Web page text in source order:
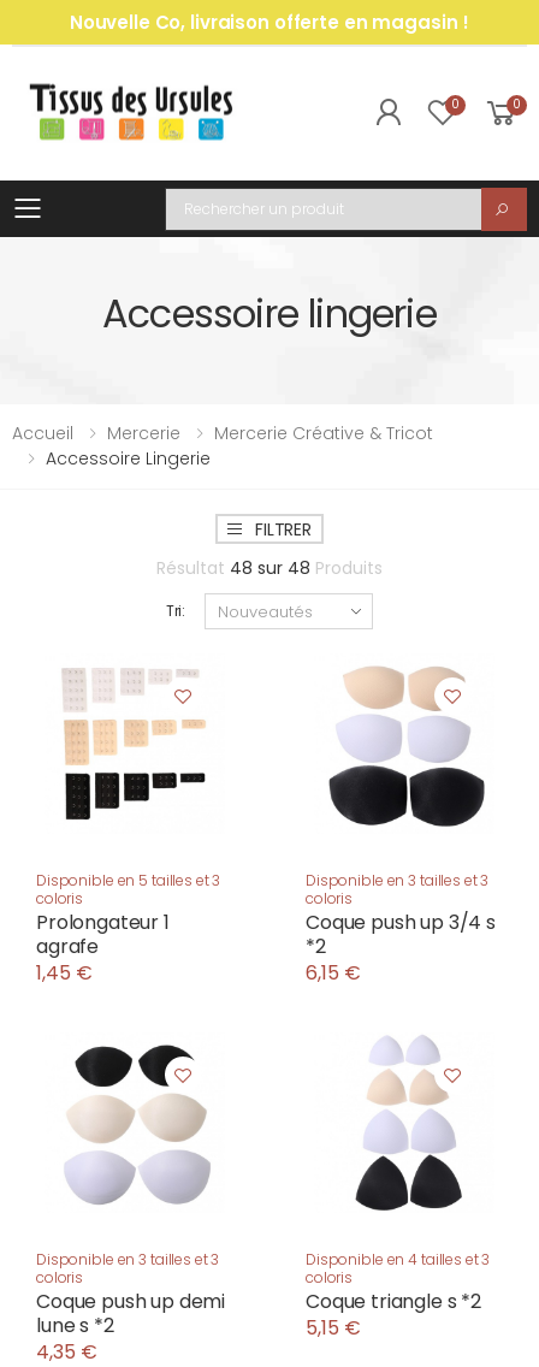
Nouvelle Co, livraison offerte en magasin !
0 0
Toggle mobile menu
Recherche
Accessoire lingerie
Accueil Mercerie
Mercerie Créative & Tricot
Accessoire Lingerie
FILTRER
Résultat 48 sur 48 Produits
Tri:
Disponible en 5 tailles et 3
coloris
Prolongateur 1
agrafe
1,45 €
Disponible en 3 tailles et 3
coloris
Coque push up 3/4 s
*2
6,15 €
Disponible en 3 tailles et 3
coloris
Coque push up demi
lune s *2
4,35 €
Disponible en 4 tailles et 3
coloris
Coque triangle s *2
5,15 €